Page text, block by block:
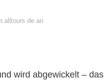
an
wird abgewickelt – das